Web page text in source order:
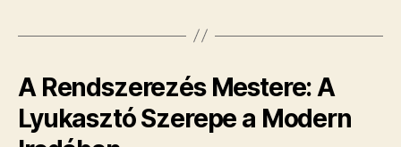
A Rendszerezés Mestere: A
Lyukasztó Szerepe a Modern